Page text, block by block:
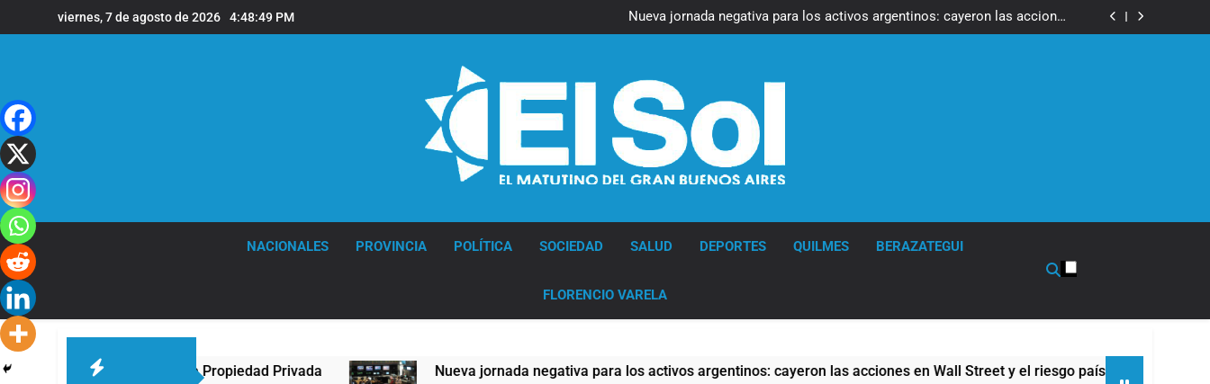
al
viernes, 7 de agosto de 2026 4:48:49 PM
Ley de Propiedad Privada
Nueva jornada negativa para los activos argentinos: cayeron las acciones
en Wall Street y el riesgo país quedó al borde de los 450 puntos
Jorge Macri condenó los disturbios frente al Congreso y calificó a los
Nueva jornada negativa para los activos argentinos: cayeron las acciones
Jorge Macri condenó los disturbios frente al Congreso y calificó a los
Día Internacional de la Cerveza: los tres secretos para servirla
NACIONALES PROVINCIA POLÍTICA SOCIEDAD SALUD DEPORTES QUILMES BERAZATEGUI
FLORENCIO VARELA
contra la Ley de Propiedad Privada Nueva jornada negativa para los activos argentinos: cayeron las acciones en Wall Street y el riesgo país quedó al borde de los